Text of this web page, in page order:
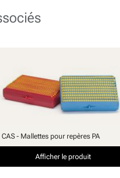
CAS - Mallettes pour repères PA
Afficher le produit